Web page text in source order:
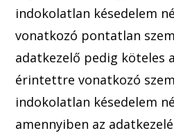
indokolatlan késedelem
vonatkozó pontatlan
adatkezelő pedig köteles a
érintettre vonatkozó
indokolatlan késedelem
amennyiben az